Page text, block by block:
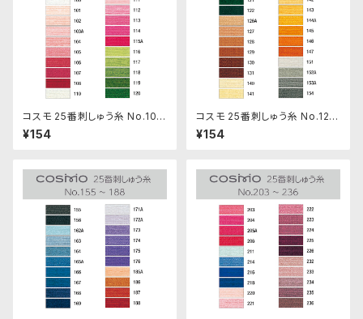
コスモ 25番刺しゅう糸 No.100
‾120
¥154
コスモ 25番刺しゅう糸 No.121‾
154
¥154